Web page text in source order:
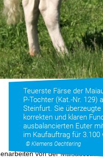
Teuerste Färse der
P-Tochter (Kat.-Nr. 129)
Steinfurt. Sie
korrekten und klaren
ausbalancierten Euter
im Kaufauftrag für
© Klemens Oechtering
von der Maisaussaat